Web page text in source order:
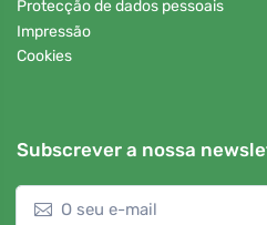
Protecção de dados pessoais
Impressão
Cookies
Subscrever a nossa